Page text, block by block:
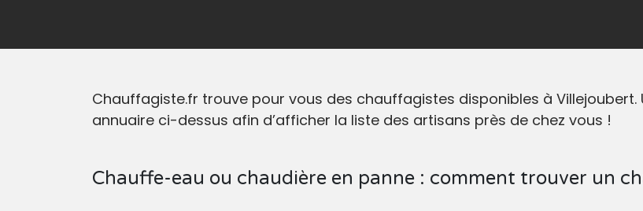
Chauffagiste.fr trouve pour vous des chauffagistes disponibles à
annuaire ci-dessus afin d’afficher la liste des artisans près de chez vous !
Chauffe-eau ou chaudière en panne : comment trouver un